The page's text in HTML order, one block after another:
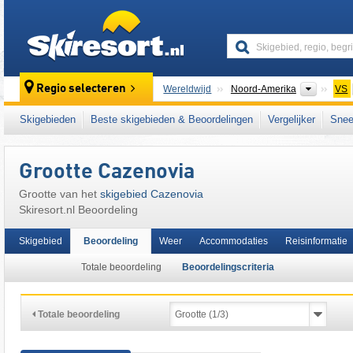
Regio selecteren Wereldwijd Noord-Amerika VS
Dit skigebied ligt ook in: Allegheny Plateau
East Coast Eastern United
Skigebieden Beste skigebieden & Beoordelingen Vergelijker
Grootte Cazenovia
Grootte van het skigebied Cazenovia
Skiresort.nl Beoordeling
Skigebied Beoordeling
Totale beoordeling Beoordelingscriteria
Weer Accommodaties Reisinformatie
Totale beoordeling